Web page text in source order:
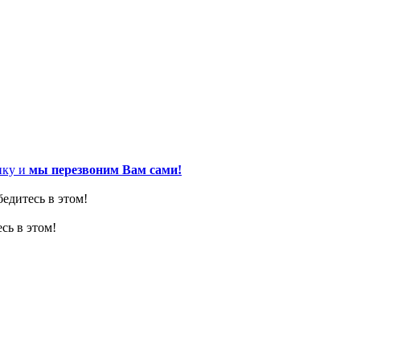
и мы перезвоним Вам сами!
в этом!
в этом!